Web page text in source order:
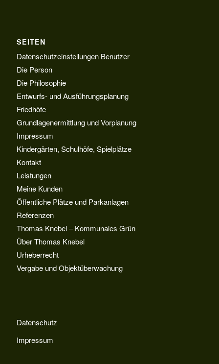
SEITEN
Datenschutzeinstellungen Benutzer
Die Person
Die Philosophie
Entwurfs- und Ausführungsplanung
Friedhöfe
Grundlagenermittlung und Vorplanung
Impressum
Kindergärten, Schulhöfe, Spielplätze
Kontakt
Leistungen
Meine Kunden
Öffentliche Plätze und Parkanlagen
Referenzen
Thomas Knebel – Kommunales Grün
Über Thomas Knebel
Urheberrecht
Vergabe und Objektüberwachung
Datenschutz
Impressum